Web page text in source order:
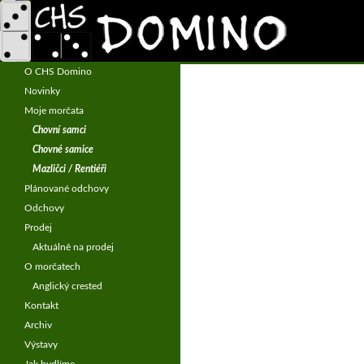
CHS Domino – morčata
Hledat
Chov morčat – anglický crested
O CHS Domino
Novinky
Moje morčata
Chovní samci
Chovné samice
Mazličci / Rentiéři
Plánované odchovy
Odchovy
Prodej
Aktuálně na prodej
O morčatech
Anglický crested
Kontakt
Archiv
Výstavy